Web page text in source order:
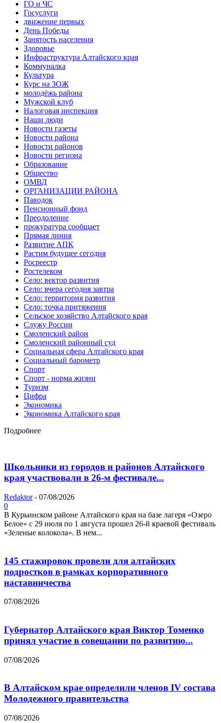
ГО и ЧС
Госуслуги
движение первых
День Победы
Занятость населения
Здоровье
Инфраструктура Алтайского края
Коммуналка
Культура
Курс на ЗОЖ
молодёжь района
Мужской клуб
Налоговая инспекция
Наши люди
Новости газеты
Новости района
Новости районов
Новости региона
Образование
Общество
ОМВД
ОРГАНИЗАЦИИ РАЙОНА
Паводок
Пенсионный фонд
Преодоление
прокуратура сообщает
Прямая линия
Развитие АПК
Растим будущее сегодня
Росреестр
Ростелеком
Село: вектор развития
Село: вчера сегодня завтра
Село: территория развития
Село: точка притяжения
Сельское хозяйство Алтайского края
Служу России
Смоленский район
Смоленский районный суд
Социальная сфера Алтайского края
Социальный барометр
Спорт
Спорт - норма жизни
Туризм
Цифра
Экономика
Экономика Алтайского края
Подробнее
Школьники из городов и районов Алтайского
края участвовали в 26-м фестивале...
Redaktor - 07/08/2026
0
В Курьинском районе Алтайского края на базе лагеря «Озеро
Белое» с 29 июля по 1 августа прошел 26‑й краевой фестиваль
«Зеленые колокола». В нем...
145 стажировок провели для алтайских
подростков в рамках корпоративного
наставничества
07/08/2026
Губернатор Алтайского края Виктор Томенко
принял участие в совещании по развитию...
07/08/2026
В Алтайском крае определили членов IV состава
Молодежного правительства
07/08/2026